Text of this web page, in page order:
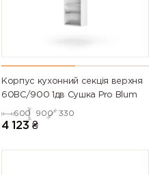
Корпус кухонний секцiя верхня
60ВС/900 1дв Сушка Pro Blum
600 900 330
4 123 ₴